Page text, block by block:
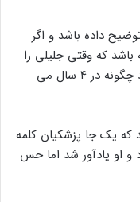
داده باشد و اگر
که وقتی جلیلی را
که یک جا پزشکیان کلمه